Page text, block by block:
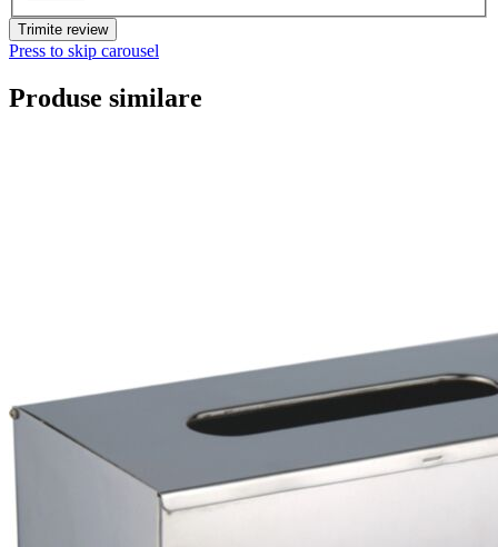
Trimite review
Press to skip carousel
Produse similare